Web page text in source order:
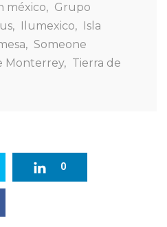
méxico, Grupo
, Ilumexico,
Isla
, Someone
Monterrey, Tierra de
0